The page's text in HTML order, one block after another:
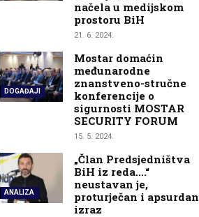
načela u medijskom
prostoru BiH
21. 6. 2024.
DOGAĐAJI
Mostar domaćin
međunarodne
znanstveno-stručne
konferencije o
sigurnosti MOSTAR
SECURITY FORUM
15. 5. 2024.
ANALIZA
„Član Predsjedništva
BiH iz reda….“
neustavan je,
proturječan i apsurdan
izraz